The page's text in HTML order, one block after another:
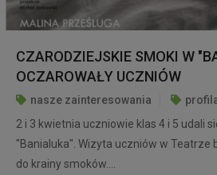
CZARODZIEJSKIE SMOKI W
OCZAROWAŁY UCZNIÓW
nasze zainteresowania
2 i 3 kwietnia uczniowie klas 4 i 5 udali
"Banialuka". Wizyta uczniów w Teatrze
do krainy smoków....